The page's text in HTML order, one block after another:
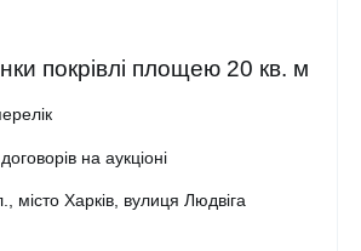
покрівлі площею 20 кв. м
на аукціоні
місто Харків, вулиця Людвіга